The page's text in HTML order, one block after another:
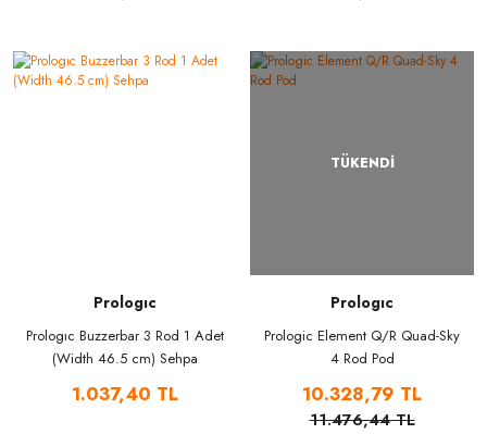
Prologıc
Prologıc Buzzerbar 3 Rod 1 Adet
(Width 46.5 cm) Sehpa
1.037,40 TL
TÜKENDİ
Prologıc
Prologic Element Q/R Quad-Sky
4 Rod Pod
10.328,79 TL
11.476,44 TL